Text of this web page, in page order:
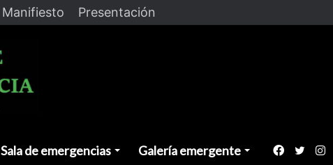
Manifiesto Presentación
Sala de emergencias Galería emergente